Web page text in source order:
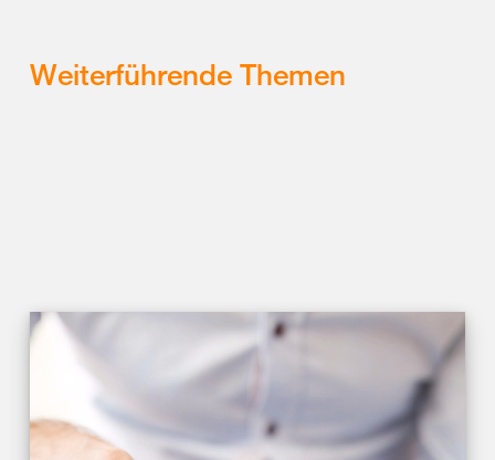
Weiterführende Themen